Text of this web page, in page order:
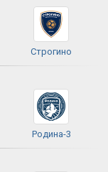
Строгино
Родина-3